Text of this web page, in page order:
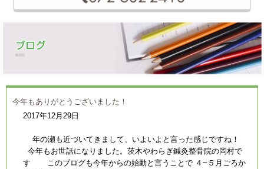
今年もありがとうございました！
2017年12月29日
年の瀬も近づいてきまして、いよいよと言った感じですね！
今年もお世話になりました。茨木やわらぎ鍼灸整骨院の岡村で
す このブログも今年からの始動と言うことで ４~５月ごろか